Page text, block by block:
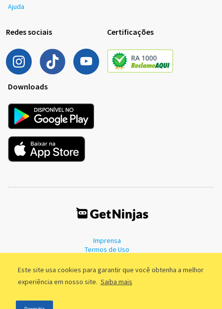
Este site usa cookies para garantir que você obtenha a melhor
experiência em nosso site. Saiba mais
Ajuda
Redes sociais Certificações
Downloads
Imprensa
Termos de Uso
©2011 - 2026, GetNinjas LTDA. CNPJ 55.744.877/0001-89 - Rua Dr.